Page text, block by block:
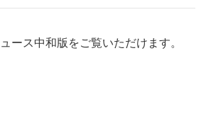
ース中和版をご覧いただけます。